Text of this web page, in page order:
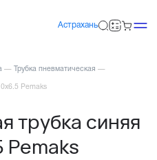
Астрахань
— Трубка пневматическая —
Pemaks
трубка синяя
Pemaks